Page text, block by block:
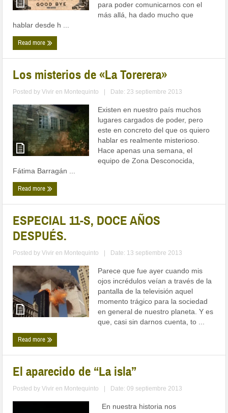
para poder comunicarnos con el
más allá, ha dado mucho que
hablar desde h ...
Read more
Los misterios de «La Torerera»
Posted byVivir en Montequinto Date: 23 septiembre 2013
Existen en nuestro país muchos
lugares cargados de poder, pero
este en concreto del que os quiero
hablar es realmente misterioso.
Hace apenas una semana, el
equipo de Zona Desconocida,
Fátima Barragán ...
Read more
ESPECIAL 11-S, DOCE AÑOS
DESPUÉS.
Posted byVivir en Montequinto Date: 13 septiembre 2013
Parece que fue ayer cuando mis
ojos incrédulos veían a través de la
pantalla de la televisión aquel
momento trágico para la sociedad
en general de nuestro planeta. Y es
que, casi sin darnos cuenta, to ...
Read more
El aparecido de “La isla”
Posted byVivir en Montequinto Date: 09 septiembre 2013
En nuestra historia nos